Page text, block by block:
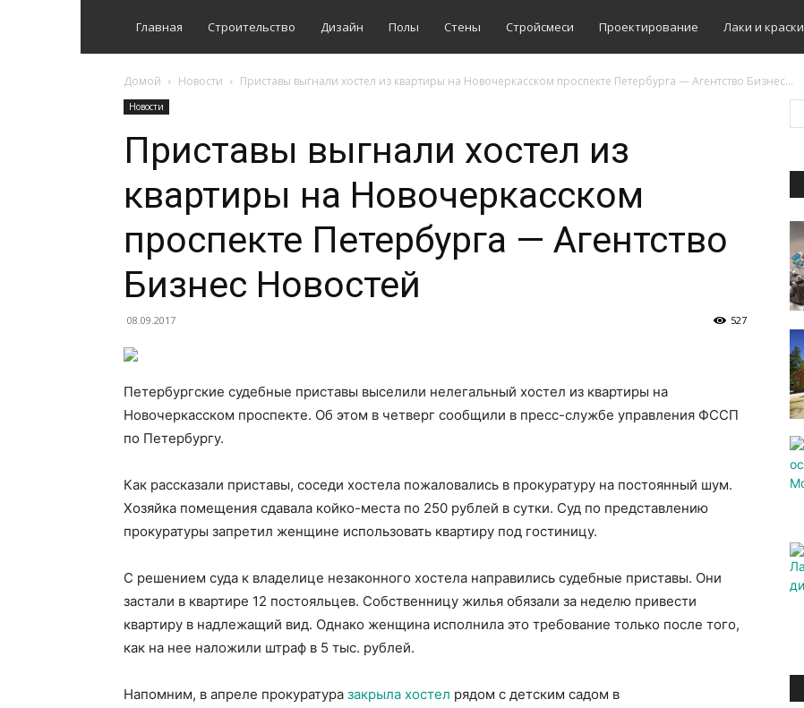
Главная Строительство Дизайн Полы Стены Стройсмеси Проектирование Лаки и краски
Домой Новости Приставы выгнали хостел из квартиры на Новочеркасском проспекте Петербурга — Агентство Бизнес...
Новости
Приставы выгнали хостел из
квартиры на Новочеркасском
проспекте Петербурга — Агентство
Бизнес Новостей
08.09.2017 527
Петербургские судебные приставы выселили нелегальный хостел из квартиры на
Новочеркасском проспекте. Об этом в четверг сообщили в пресс-службе управления ФССП
по Петербургу.
Как рассказали приставы, соседи хостела пожаловались в прокуратуру на постоянный шум.
Хозяйка помещения сдавала койко-места по 250 рублей в сутки. Суд по представлению
прокуратуры запретил женщине использовать квартиру под гостиницу.
С решением суда к владелице незаконного хостела направились судебные приставы. Они
застали в квартире 12 постояльцев. Собственницу жилья обязали за неделю привести
квартиру в надлежащий вид. Однако женщина исполнила это требование только после того,
как на нее наложили штраф в 5 тыс. рублей.
Напомним, в апреле прокуратура закрыла хостел рядом с детским садом в